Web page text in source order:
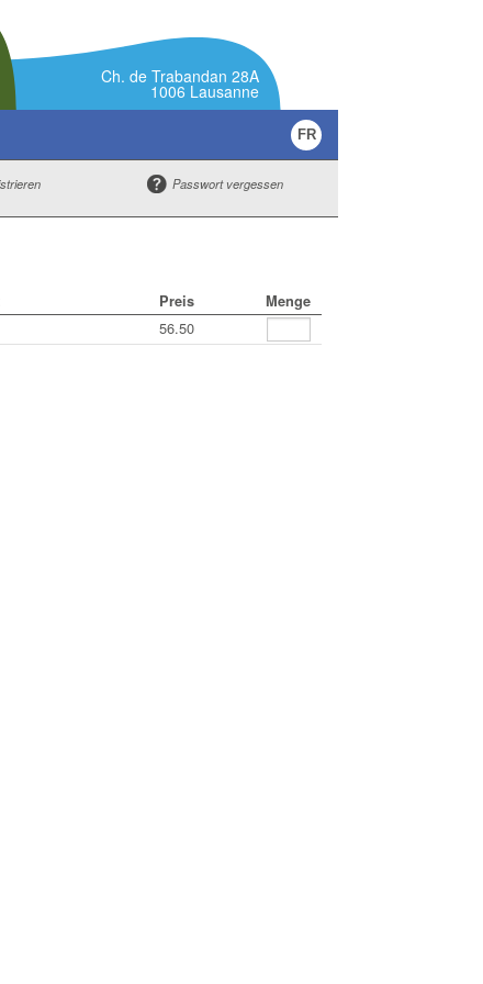
Ch. de Trabandan 28A
1006 Lausanne
FR
Passwort vergessen
Preis Menge
56.50